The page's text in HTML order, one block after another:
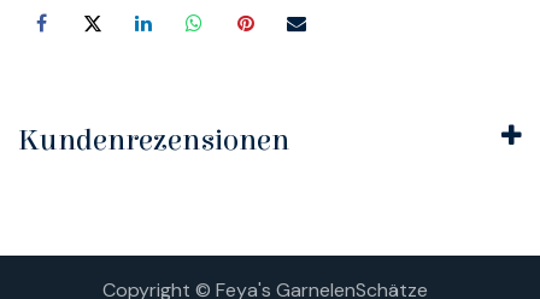
Kundenrezensionen
Copyright © Feya's GarnelenSchätze